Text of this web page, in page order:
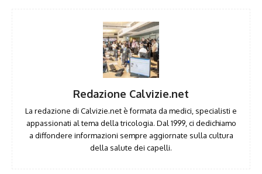
Redazione Calvizie.net
La redazione di Calvizie.net è formata da medici, specialisti e
appassionati al tema della tricologia. Dal 1999, ci dedichiamo
a diffondere informazioni sempre aggiornate sulla cultura
della salute dei capelli.